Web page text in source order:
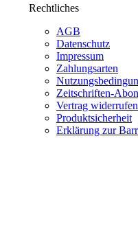
Rechtliches
AGB
Datenschutz
Impressum
Zahlungsarten
Zeitschriften-
Vertrag widerrufen
Produktsicherheit
Erklärung zur